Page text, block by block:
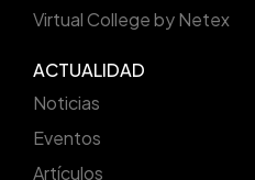
Virtual College by Netex
ACTUALIDAD
Noticias
Eventos
Artículos